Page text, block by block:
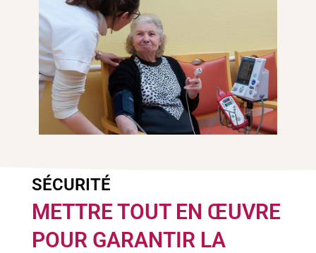
SÉCURITÉ
METTRE TOUT EN ŒUVRE
POUR GARANTIR LA